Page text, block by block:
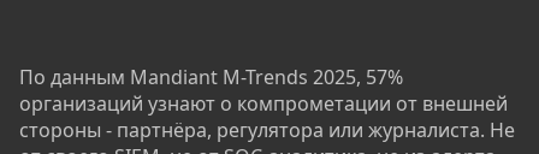
По данным Mandiant M-Trends 2025, 57%
организаций узнают о компрометации от внешней
стороны - партнёра, регулятора или журналиста. Не